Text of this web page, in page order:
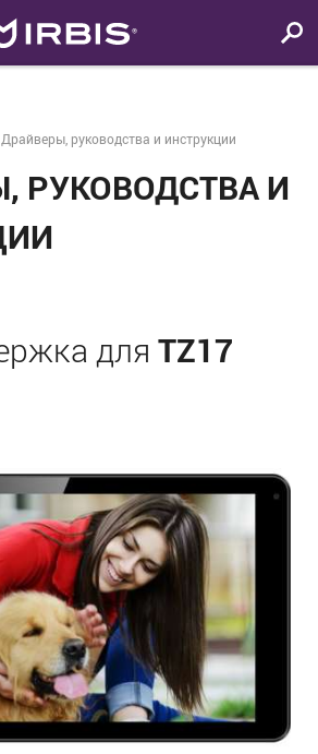
Драйверы, руководства и инструкции
РУКОВОДСТВА И
для TZ17